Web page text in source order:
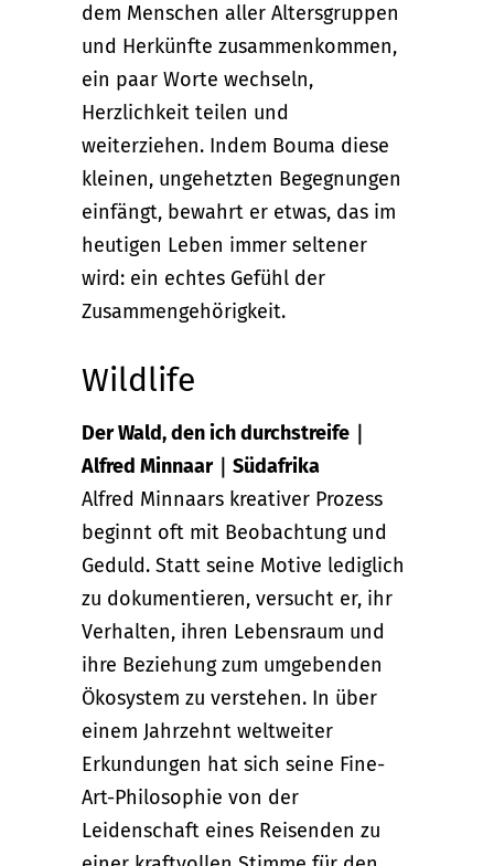
dem Menschen aller Altersgruppen
und Herkünfte zusammenkommen,
ein paar Worte wechseln,
Herzlichkeit teilen und
weiterziehen. Indem Bouma diese
kleinen, ungehetzten Begegnungen
einfängt, bewahrt er etwas, das im
heutigen Leben immer seltener
wird: ein echtes Gefühl der
Zusammengehörigkeit.
Wildlife
Der Wald, den ich durchstreife｜
Alfred Minnaar｜Südafrika
Alfred Minnaars kreativer Prozess
beginnt oft mit Beobachtung und
Geduld. Statt seine Motive lediglich
zu dokumentieren, versucht er, ihr
Verhalten, ihren Lebensraum und
ihre Beziehung zum umgebenden
Ökosystem zu verstehen. In über
einem Jahrzehnt weltweiter
Erkundungen hat sich seine Fine-
Art-Philosophie von der
Leidenschaft eines Reisenden zu